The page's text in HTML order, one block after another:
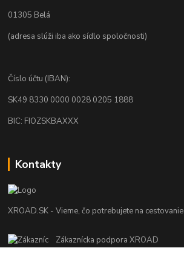
01305 Belá
(adresa slúži iba ako sídlo spoločnosti)
Číslo účtu (IBAN):
SK49 8330 0000 0028 0205 1888
BIC: FIOZSKBAXXX
Kontakty
XROAD.SK - Vieme, čo potrebujete na cestovanie
Zákaznícka podpora XROAD